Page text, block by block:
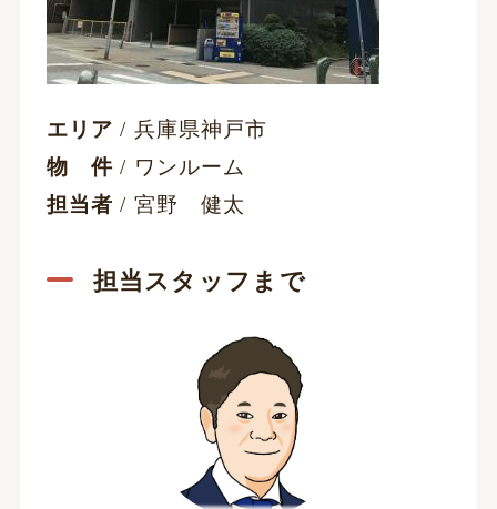
エリア / 兵庫県神戸市
物 件 / ワンルーム
担当者 / 宮野 健太
担当スタッフまで